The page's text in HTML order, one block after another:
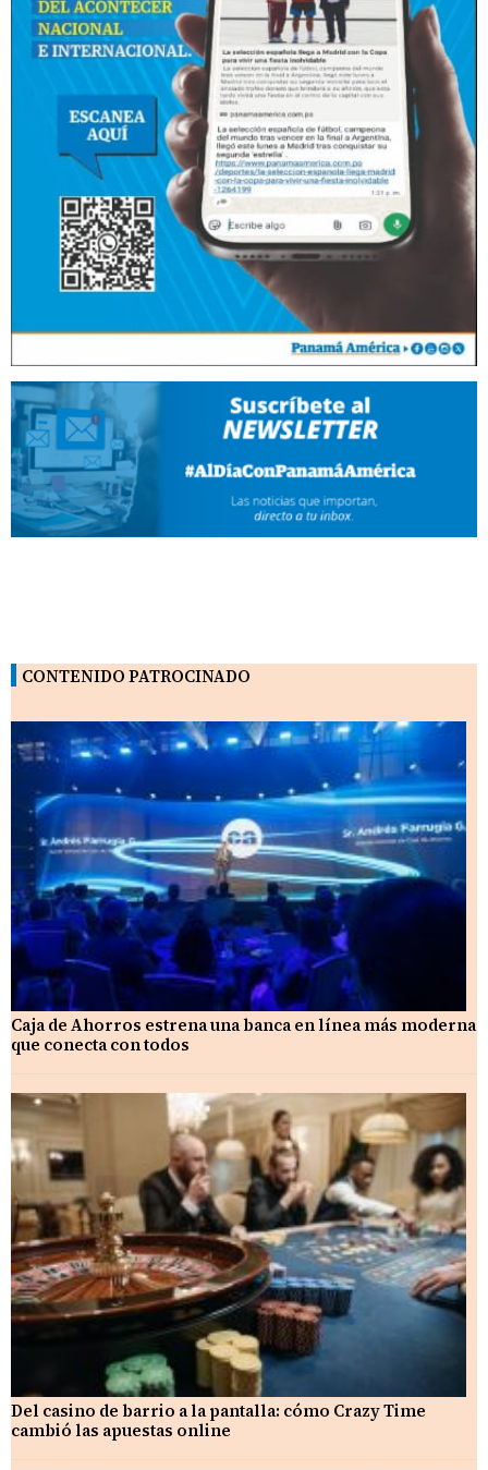
CONTENIDO PATROCINADO
Caja de Ahorros estrena una banca en línea más moderna
que conecta con todos
Del casino de barrio a la pantalla: cómo Crazy Time
cambió las apuestas online